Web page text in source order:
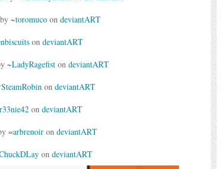
by ~toromuco on deviantART
on deviantART
~LadyRagefiston deviantART
SteamRobinon deviantART
on deviantART
=arbrenoir on deviantART
on deviantART